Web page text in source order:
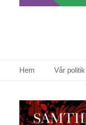
Primär meny
Hem Vår politik